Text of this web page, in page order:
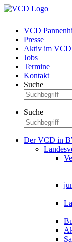
VCD
Presse
Aktiv im VCD
Jobs
Termine
Kontakt
Suche
Suche
Der VCD in